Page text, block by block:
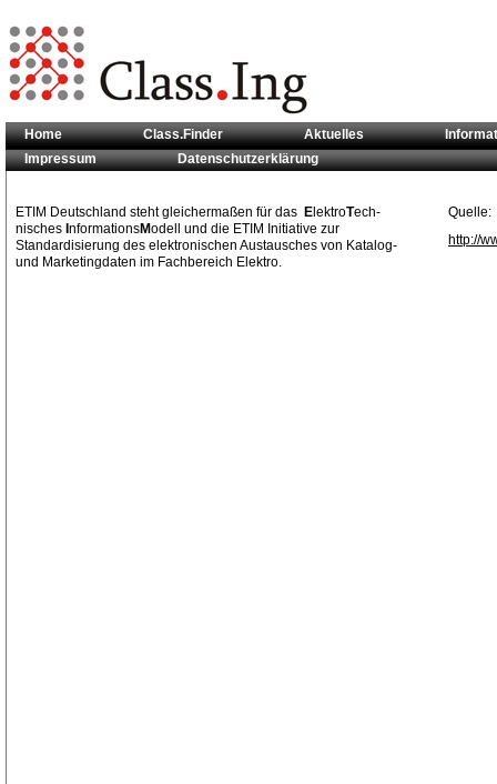
Sie sind hier:Klassifikationsstandards>> ETIM
Home Class.Finder Aktuelles
Impressum
Datenschutzerklärung
ETIM Deutschland steht gleichermaßen für das E lektroTech-
nisches nformationsModell und die ETIM Initiative zur
Standardisierung des elektronischen Austausches von Katalog-
und Marketingdaten im Fachbereich Elektro.
Quelle:
http://